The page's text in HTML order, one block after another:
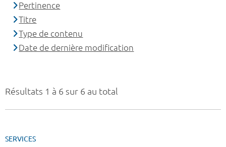
Résultats 1 à 6 sur 6 au total
SERVICES
Pertinence
Titre
Type de contenu
Date de dernière modification